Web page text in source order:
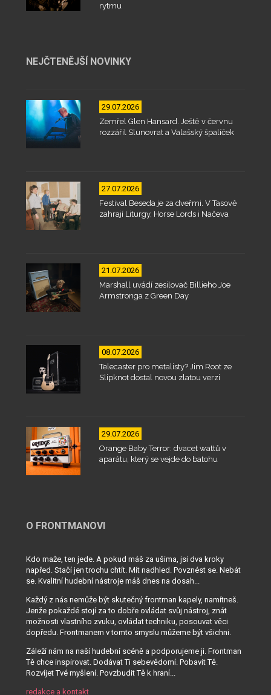
rytmu
NEJČTENĚJŠÍ NOVINKY
29.07.2026
Zemřel Glen Hansard. Ještě v červnu
rozzářil Slunovrat a Valašský špalíček
27.07.2026
Festival Beseda je za dveřmi. V Tasově
zahrají Liturgy, Horse Lords i Načeva
21.07.2026
Marshall uvádí zesilovač Billieho Joe
Armstronga z Green Day
08.07.2026
Telecaster pro metalisty? Jim Root ze
Slipknot dostal novou zlatou verzi
29.07.2026
Orange Baby Terror: dvacet wattů v
aparátu, který se vejde do batohu
O FRONTMANOVI
Kdo maže, ten jede. A pokud máš za ušima, jsi dva kroky
napřed. Stačí jen trochu chtít. Mít nadhled. Povznést se. Nebát
se. Kvalitní hudební nástroje máš dnes na dosah...
Každý z nás nemůže být skutečný frontman kapely, namítneš.
Jenže pokaždé stojí za to dobře ovládat svůj nástroj, znát
možnosti vlastního zvuku, ovládat techniku, posouvat věci
dopředu. Frontmanem v tomto smyslu můžeme být všichni.
Záleží nám na naší hudební scéně a podporujeme ji. Frontman
Tě chce inspirovat. Dodávat Ti sebevědomí. Pobavit Tě.
Rozvíjet Tvé myšlení. Povzbudit Tě k hraní...
redakce a kontakt